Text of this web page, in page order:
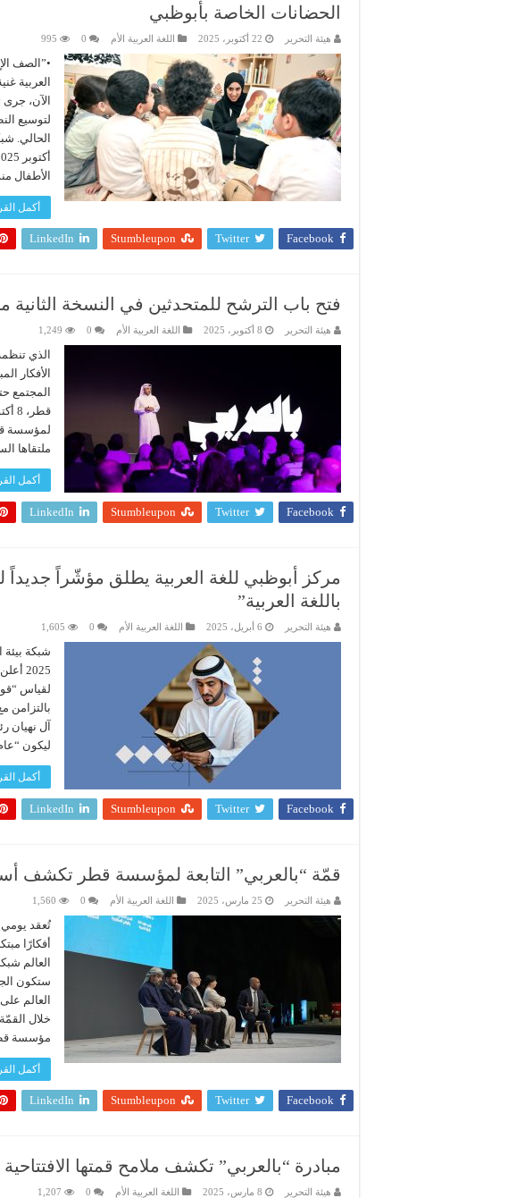
الحضانات الخاصة بأبوظبي
هيئة التحرير 22 أكتوبر، 2025 اللغة العربية الأم 0
995
•”الصف
العربية
لتوسيع
الأطفال
أكمل
Facebook
Twitter
Stumbleupon
LinkedIn
فتح باب الترشح للمتحدثين في النسخة الثانية من
هيئة التحرير 8 أكتوبر، 2025 اللغة العربية الأم 0
1,249
الذي
الأفكار
لمؤسسة
ملتقاها
أكمل
Facebook
Twitter
Stumbleupon
LinkedIn
مركز أبوظبي للغة العربية يطلق مؤشّراً جديداً
باللغة العربية”
هيئة التحرير 6 أبريل، 2025 اللغة العربية الأم 0
1,605
لقياس
بالتزامن
ليكون
أكمل
Facebook
Twitter
Stumbleupon
LinkedIn
قمّة “بالعربي” التابعة لمؤسسة قطر تكشف
هيئة التحرير 25 مارس، 2025 اللغة العربية الأم 0
1,560
أفكارًا
ستكون
العالم
خلال
مؤسسة
أكمل
Facebook
Twitter
Stumbleupon
LinkedIn
مبادرة “بالعربي” تكشف ملامح قمتها
هيئة التحرير 8 مارس، 2025 اللغة العربية الأم 0
1,207